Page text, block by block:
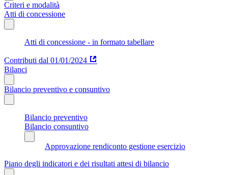
Criteri e modalità
Atti di concessione
Atti di concessione - in formato tabellare
Contributi dal 01/01/2024
Bilanci
Bilancio preventivo e consuntivo
Bilancio preventivo
Bilancio consuntivo
Approvazione rendiconto gestione esercizio
Piano degli indicatori e dei risultati attesi di bilancio